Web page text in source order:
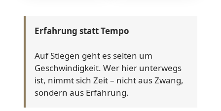
Erfahrung statt Tempo
Auf Stiegen geht es selten um
Geschwindigkeit. Wer hier unterwegs
ist, nimmt sich Zeit – nicht aus Zwang,
sondern aus Erfahrung.